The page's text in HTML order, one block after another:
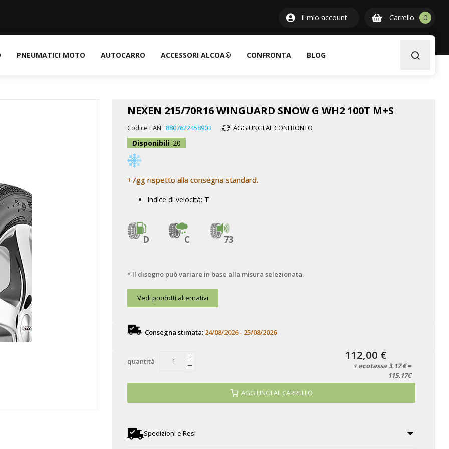
Il mio account Carrello 00
PNEUMATICI MOTO AUTOCARRO ACCESSORI ALCOA® CONFRONTA BLOG
NEXEN 215/70R16 WINGUARD SNOW G WH2 100T M+S
Codice EAN 8807622458903 AGGIUNGI AL CONFRONTO
Disponibili: 20
+7gg rispetto alla consegna standard.
Indice di velocità: T
D C 73
* Il disegno può variare in base alla misura selezionata.
Vedi prodotti alternativi
Consegna stimata: 24/08/2026 - 25/08/2026
quantità
AGGIUNGI AL CARRELLO
Spedizioni e Resi
112,00 €
+ ecotassa 3.17 € =
115.17€